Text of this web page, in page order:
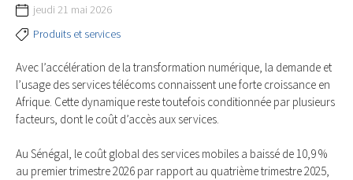
jeudi 21 mai 2026
Produits et services
Avec l’accélération de la transformation numérique, la demande et
l’usage des services télécoms connaissent une forte croissance en
Afrique. Cette dynamique reste toutefois conditionnée par plusieurs
facteurs, dont le coût d’accès aux services.
Au Sénégal, le coût global des services mobiles a baissé de 10,9 %
au premier trimestre 2026 par rapport au quatrième trimestre 2025,